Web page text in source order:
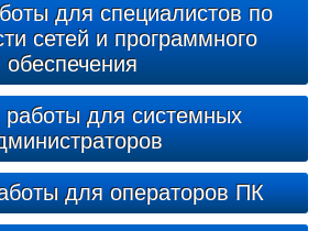
для специалистов по
сетей и программного
обеспечения
работы для системных
для операторов ПК